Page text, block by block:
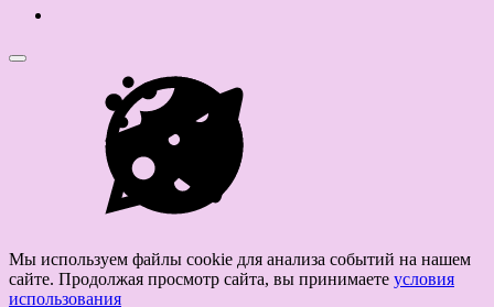
Мы используем файлы cookie для анализа событий на нашем
сайте. Продолжая просмотр сайта, вы принимаете условия
использования